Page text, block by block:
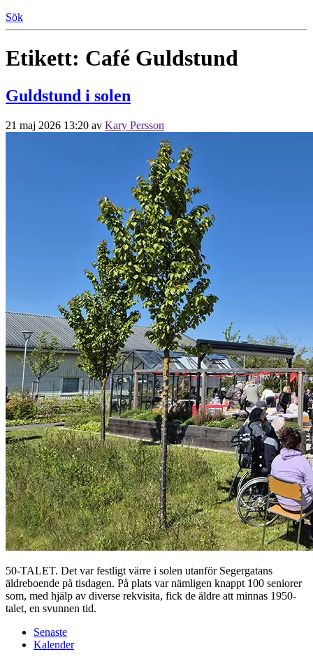
Sök
Etikett: Café Guldstund
Guldstund i solen
21 maj 2026 13:20 av Kary Persson
50-TALET. Det var festligt värre i solen utanför Segergatans
äldreboende på tisdagen. På plats var nämligen knappt 100 seniorer
som, med hjälp av diverse rekvisita, fick de äldre att minnas 1950-
talet, en svunnen tid.
Senaste
Kalender